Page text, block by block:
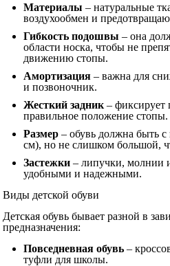
Материалы – натуральные
воздухообмен и
Гибкость подошвы – она
области носка, чтобы не
движению стопы.
Амортизация – важна для
и позвоночник.
Жесткий задник – фиксирует
правильное положение стопы.
Размер – обувь должна быть
см), но не слишком большой,
Застежки – липучки, молнии
удобными и надежными.
Виды детской обуви
Детская обувь бывает разной в
предназначения:
Повседневная обувь –
туфли для школы.